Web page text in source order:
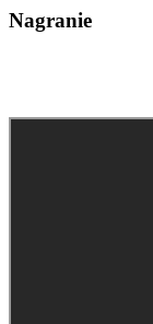
Nagranie